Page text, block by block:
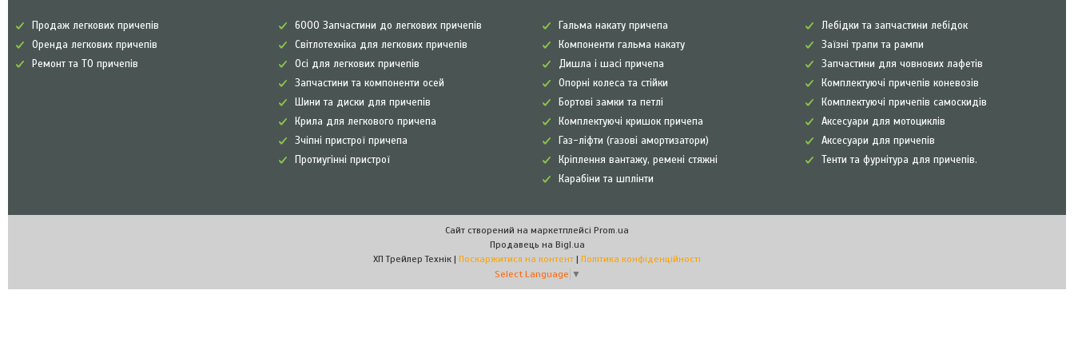
Продаж легкових причепів
Оренда легкових причепів
Ремонт та ТО причепів
6000 Запчастини до легкових причепів
Світлотехніка для легкових причепів
Осі для легкових причепів
Запчастини та компоненти осей
Шини та диски для причепів
Крила для легкового причепа
Зчіпні пристрої причепа
Протиугінні пристрої
Гальма накату причепа
Компоненти гальма накату
Дишла і шасі причепа
Опорні колеса та стійки
Бортові замки та петлі
Комплектуючі кришок причепа
Газ-ліфти (газові амортизатори)
Кріплення вантажу, ремені стяжні
Карабіни та шплінти
Лебідки та запчастини лебідок
Заїзні трапи та рампи
Запчастини для човнових лафетів
Комплектуючі причепів коневозів
Комплектуючі причепів самоскидів
Аксесуари для мотоциклів
Аксесуари для причепів
Тенти та фурнітура для причепів.
Сайт створений на маркетплейсі Prom.ua
Продавець на Bigl.ua
ХП Трейлер Технік | Поскаржитися на контент | Політика конфіденційності
Select Language ▼